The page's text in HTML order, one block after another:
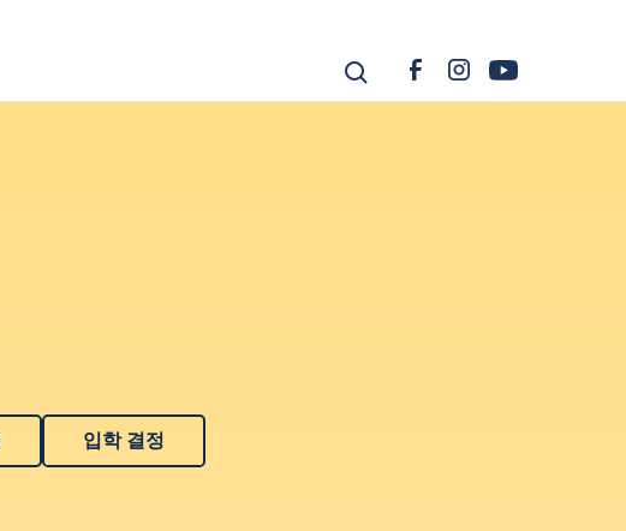
입학 결정